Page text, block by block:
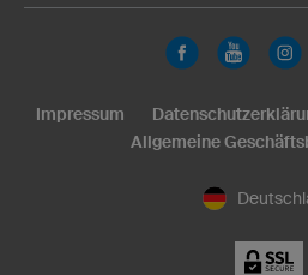
Impressum
Allgemeine